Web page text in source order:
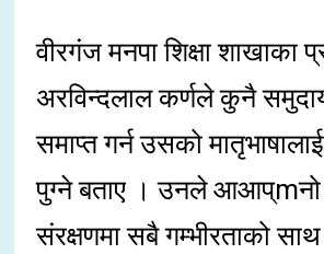
वीरगंज मनपा शिक्षा शाखाका
अरविन्दलाल कर्णले कुनै
समाप्त गर्न उसको
पुग्ने बताए । उनले आआप्mनो
संरक्षणमा सबै गम्भीरताको साथ